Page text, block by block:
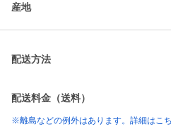
産地
配送方法
配送料金（送料）
※離島などの例外はあります。詳細はこ